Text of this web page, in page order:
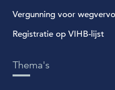
Vergunning voor
Registratie op VIHB-lijst
Thema's